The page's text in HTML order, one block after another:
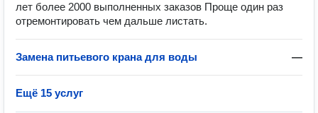
лет более 2000 выполненных заказов Проще один раз
отремонтировать чем дальше листать.
Замена питьевого крана для воды —
Ещё 15 услуг